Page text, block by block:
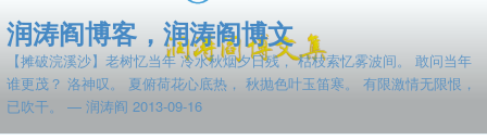
至
容
润涛阎博客，润涛阎博文
【摊破浣溪沙】老树忆当年 冷水秋烟夕日残， 枯枝索忆雾波间。 敢问当年
谁更茂？ 洛神叹。 夏俯荷花心底热， 秋抛色叶玉笛寒。 有限激情无限恨，
已吹干。 — 润涛阎 2013-09-16